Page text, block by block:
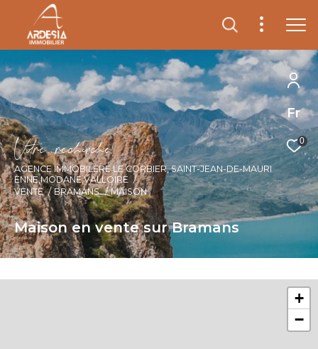
Fr
0
Vore recece
AGENCE IMMOBILÈRE LE CORBIER, SAINT-JEAN-DE-MAURI
ENNE,MODANE,VALLOIRE
VENTE
BRAMANS MAISON
Maison en vente sur Bramans
+
−